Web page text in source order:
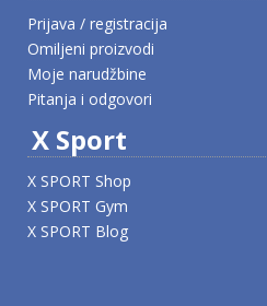
Prijava / registracija
Omiljeni proizvodi
Moje narudžbine
Pitanja i odgovori
X Sport
X SPORT Shop
X SPORT Gym
X SPORT Blog